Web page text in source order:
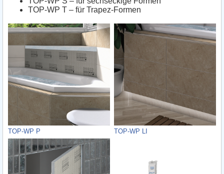
TOP-WP T – für Trapez-Formen
TOP-WP P TOP-WP LI